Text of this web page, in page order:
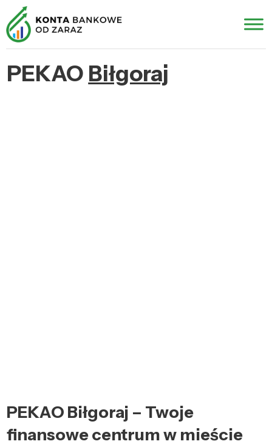
PEKAO Biłgoraj
PEKAO Biłgoraj – Twoje
finansowe centrum w mieście